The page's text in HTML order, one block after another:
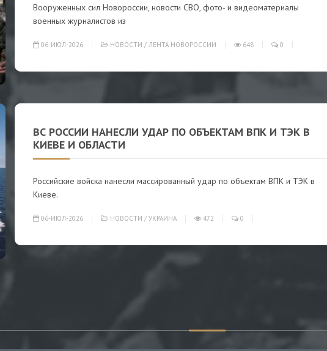
Вооруженных сил Новороссии, новости СВО, фото- и видеоматериалы
военных журналистов из
06-ИЮЛ-2026 НОВОСТИ / ЛЕНТА НОВОРОССИИ 648 0
ВС РОССИИ НАНЕСЛИ УДАР ПО ОБЪЕКТАМ ВПК И ТЭК В
КИЕВЕ И ОБЛАСТИ
Российские войска нанесли массированный удар по объектам ВПК и ТЭК в
Киеве.
06-ИЮЛ-2026 НОВОСТИ / УКРАИНА 472 0